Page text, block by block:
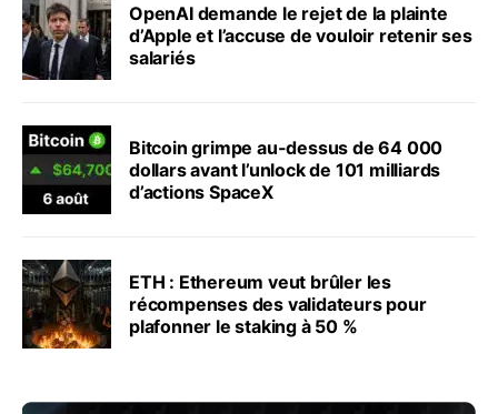
OpenAI demande le rejet de la plainte
d’Apple et l’accuse de vouloir retenir ses
salariés
Bitcoin grimpe au-dessus de 64 000
dollars avant l’unlock de 101 milliards
d’actions SpaceX
ETH : Ethereum veut brûler les
récompenses des validateurs pour
plafonner le staking à 50 %